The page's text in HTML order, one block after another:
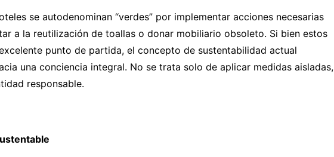
se autodenominan “verdes” por implementar acciones necesarias
a la reutilización de toallas o donar mobiliario obsoleto. Si bien estos
punto de partida, el concepto de sustentabilidad actual
una conciencia integral. No se trata solo de aplicar medidas aisladas,
responsable.